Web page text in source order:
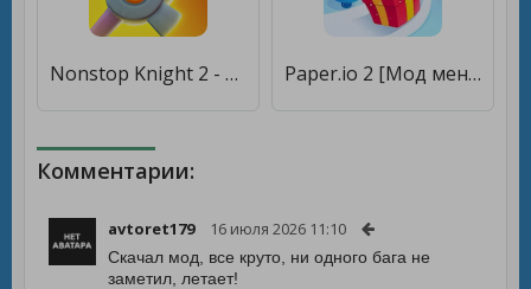
Nonstop Knight 2 - Action RPG [Мод меню] Paper.io 2 [Мод меню]
Комментарии:
avtoret179 16 июля 2026 11:10
Скачал мод, все круто, ни одного бага не
заметил, летает!